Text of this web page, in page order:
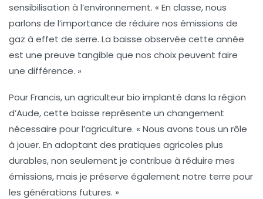
sensibilisation à l’environnement. « En classe, nous
parlons de l’importance de réduire nos émissions de
gaz à effet de serre. La baisse observée cette année
est une preuve tangible que nos choix peuvent faire
une différence. »
Pour Francis, un agriculteur bio implanté dans la région
d’Aude, cette baisse représente un changement
nécessaire pour l’agriculture. « Nous avons tous un rôle
à jouer. En adoptant des pratiques agricoles plus
durables, non seulement je contribue à réduire mes
émissions, mais je préserve également notre terre pour
les générations futures. »